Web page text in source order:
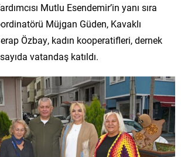
Mutlu Esendemir’in yanı sıra
Müjgan Güden, Kavaklı
Özbay, kadın kooperatifleri, dernek
vatandaş katıldı.